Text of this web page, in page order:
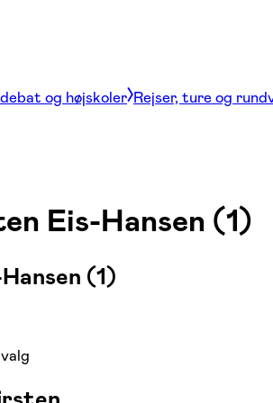
og højskoler Rejser, ture og
Eis-Hansen (1)
(1)